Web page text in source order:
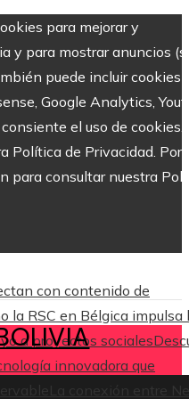
para mejorar y
y para mostrar anuncios
puede incluir cookies
Google Analytics,
el uso de cookies.
Política de Privacidad. Por
para consultar nuestra
con contenido de
la RSC en Bélgica impulsa
a proyectos sociales
innovadora que
La conexión entre